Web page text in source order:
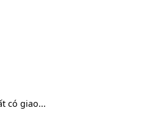
có giao...